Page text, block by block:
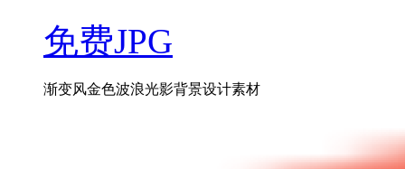
免费JPG
渐变风金色波浪光影背景设计素材